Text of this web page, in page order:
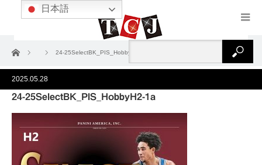
ホーム 24-25SelectBK_PIS_HobbyH2-1a
2025.05.28
24-25SelectBK_PIS_HobbyH2-1a
日本語